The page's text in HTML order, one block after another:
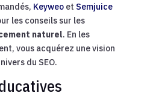
Keyweoet Semjuice
les conseils sur les
naturel. En les
vous acquérez une vision
du SEO.